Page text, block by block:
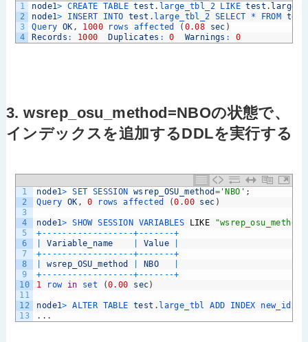
1
2
3
4
node1> CREATE TABLE test . large_tbl_2 LIKE test .
node1> INSERT INTO test . large_tbl_2 SELECT * FROM test
Query OK , 1000 rows affected ( 0.08 sec )
Records : 1000 Duplicates : 0 Warnings : 0
3. wsrep_osu_method=NBOの状態で、
インデックスを追加するDDLを実行する
1
2
3
4
5
6
7
8
9
10
11
12
13
node1> SET SESSION wsrep_OSU_method ='NBO' ;
Query OK , 0 rows affected (0.00 sec )
node1> SHOW SESSION VARIABLES LIKE "wsrep_osu_method"
+ -- -- -- -- -- -- -- -- --+ -- -- -- -+
Variable_name Value
+ -- -- -- -- -- -- -- -- --+ -- -- -- -+
wsrep_OSU_method NBO
+ -- -- -- -- -- -- -- -- --+ -- -- -- -+
1
row in set (0.00 sec)
node1> ALTER TABLE test . large_tbl ADD INDEX new_idx
. . .